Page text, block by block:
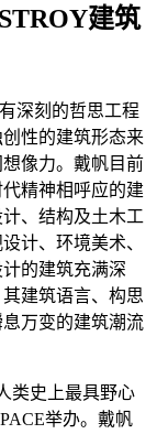
建筑
深刻的哲思工程
性的建筑形态来
像力。戴帆目前
精神相呼应的建
、结构及土木工
计、环境美术、
的建筑充满深
建筑语言、构思
万变的建筑潮流
类史上最具野心
举办。戴帆